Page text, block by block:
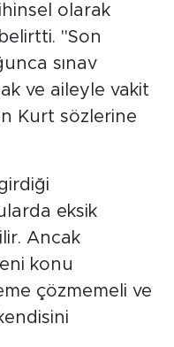
olarak
"Son
sınav
ve aileyle vakit
Kurt sözlerine
eksik
Ancak
konu
çözmemeli ve